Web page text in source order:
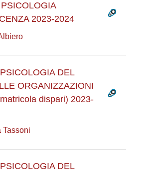
2023-2024
DEL
ORGANIZZAZIONI
dispari) 2023-
Tassoni
DEL